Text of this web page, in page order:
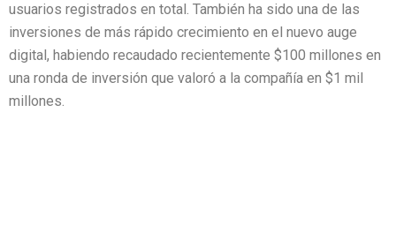
usuarios registrados en total. También ha sido una de las
inversiones de más rápido crecimiento en el nuevo auge
digital, habiendo recaudado recientemente $100 millones en
una ronda de inversión que valoró a la compañía en $1 mil
millones.